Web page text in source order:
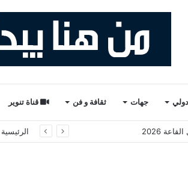
دولي جهات ثقافة و فن قناة تنوير
2026 الرئيسية